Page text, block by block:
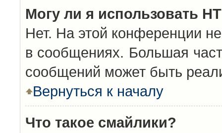
Могу ли я использовать
Нет. На этой конференции
в сообщениях. Большая
сообщений может быть
Вернуться к началу
Что такое смайлики?